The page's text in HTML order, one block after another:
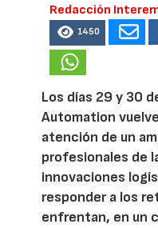
Redacción
1450
Los días 29 y 30
Automation
atención de un
profesionales de
innovaciones
responder a los
enfrentan, en un